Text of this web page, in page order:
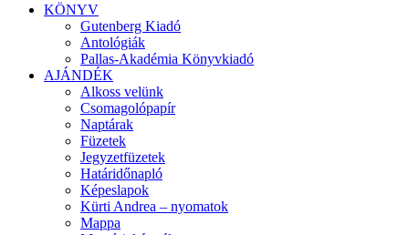
KÖNYV
Gutenberg Kiadó
Antológiák
Pallas-Akadémia Könyvkiadó
AJÁNDÉK
Alkoss velünk
Csomagolópapír
Naptárak
Füzetek
Jegyzetfüzetek
Határidőnapló
Képeslapok
Kürti Andrea – nyomatok
Mappa